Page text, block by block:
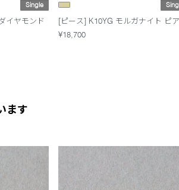
Single
イヤモンド
[ピース] K10YG モルガナイト ピ
¥18,700
ます